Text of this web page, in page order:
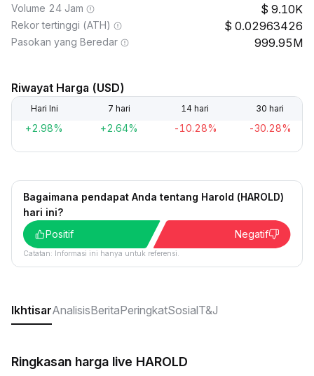
Volume 24 Jam 9.10K
Rekor tertinggi (ATH) 0.02963426
Pasokan yang Beredar 999.95M
Riwayat Harga (USD)
Hari Ini 7 hari 14 hari 30 hari
+2.98% +2.64% -10.28% -30.28%
Bagaimana pendapat Anda tentang Harold (HAROLD)
hari ini?
Positif
Negatif
Catatan: Informasi ini hanya untuk referensi.
IkhtisarAnalisisBeritaPeringkatSosialT&J
Ringkasan harga live HAROLD